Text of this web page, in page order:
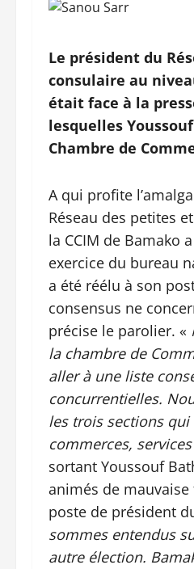
Le président du
consulaire au
était face à la
lesquelles
Chambre de
A qui profite
Réseau des petites
la CCIM de Bamako
exercice du bureau
a été réélu à son
consensus ne
précise le parolier. «
la chambre de
aller à une liste
concurrentielles.
les trois sections
commerces,
sortant Youssouf
animés de
poste de président
sommes entendus
autre élection.